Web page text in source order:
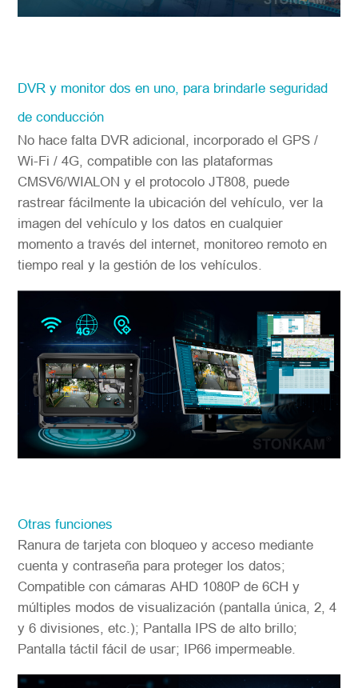
DVR y monitor dos en uno, para brindarle seguridad
de conducción
No hace falta DVR adicional, incorporado el GPS /
Wi-Fi / 4G, compatible con las plataformas
CMSV6/WIALON y el protocolo JT808, puede
rastrear fácilmente la ubicación del vehículo, ver la
imagen del vehículo y los datos en cualquier
momento a través del internet, monitoreo remoto en
tiempo real y la gestión de los vehículos.
Otras funciones
Ranura de tarjeta con bloqueo y acceso mediante
cuenta y contraseña para proteger los datos;
Compatible con cámaras AHD 1080P de 6CH y
múltiples modos de visualización (pantalla única, 2, 4
y 6 divisiones, etc.); Pantalla IPS de alto brillo;
Pantalla táctil fácil de usar; IP66 impermeable.